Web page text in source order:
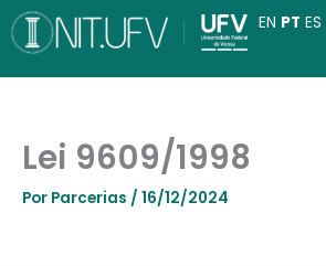
para
conteúdo
EN PT ES
Lei 9609/1998
Por Parcerias / 16/12/2024